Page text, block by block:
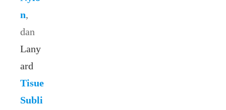
n,
dan
Lany
ard
Tisue
Subli